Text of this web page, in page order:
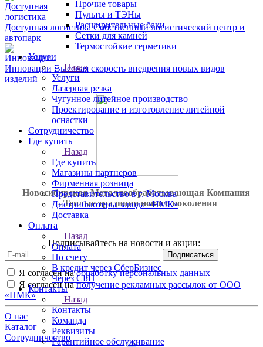
Прочие товары
Пульты и ТЭНы
Расширительные баки
Сетки для камней
Термостойкие герметики
Услуги
Назад
Услуги
Лазерная резка
Чугунное литейное производство
Проектирование и изготовление литейной
оснастки
Сотрудничество
Где купить
Назад
Где купить
Магазины партнеров
Фирменная розница
Представительство в г. Москва
Дистрибьютеры завода «НМК»
Доставка
Оплата
Назад
Оплата
По счету
В кредит через СберБизнес
Через СБП
Контакты
Назад
Контакты
Команда
Реквизиты
Гарантийное обслуживание
Доступная логистика Собственный логистический центр и
автопарк
Инновации Высокая скорость внедрения новых видов
изделий
Новосибирская Металлообрабатывающая Компания
- Теплые традиции нового поколения
Подписывайтесь на новости и акции:
Я согласен наобработку персональных данных
Я согласен наполучение рекламных рассылок от ООО
«НМК»
О нас
Каталог
Сотрудничество